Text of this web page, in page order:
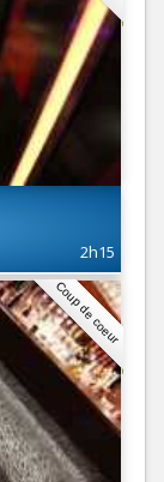
2h15
Coup de coeur